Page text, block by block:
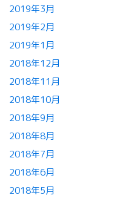
2019年3月
2019年2月
2019年1月
2018年12月
2018年11月
2018年10月
2018年9月
2018年8月
2018年7月
2018年6月
2018年5月